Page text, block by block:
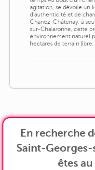
agitation, se dévoile un
d'authenticité et de
Chanoz-Châtenay, à
sur-Chalaronne, cette
environnement naturel
hectares de terrain
En recherche
Saint-Georges-
êtes